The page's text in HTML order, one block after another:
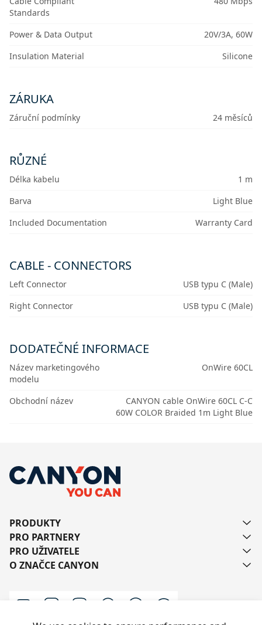
Standards
Power & Data Output
20V/3A, 60W
Insulation Material
Silicone
ZÁRUKA
Záruční podmínky 24 měsíců
RŮZNÉ
Délka kabelu
1 m
Barva
Light Blue
Included Documentation
Warranty Card
CABLE - CONNECTORS
Left Connector
USB typu C (Male)
Right Connector
USB typu C (Male)
DODATEČNÉ INFORMACE
Název marketingového
modelu
OnWire 60CL
Obchodní název
CANYON cable OnWire 60CL C-C
60W COLOR Braided 1m Light Blue
PRODUKTY
PRO PARTNERY
PRO UŽIVATELE
O ZNAČCE CANYON